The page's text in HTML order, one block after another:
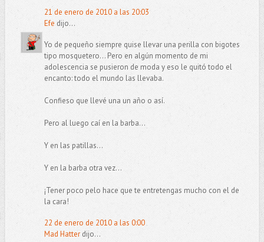
21 de enero de 2010 a las 20:03
Efe dijo...
Yo de pequeño siempre quise llevar una perilla con bigotes
tipo mosquetero... Pero en algún momento de mi
adolescencia se pusieron de moda y eso le quitó todo el
encanto: todo el mundo las llevaba.
Confieso que llevé una un año o así.
Pero al luego caí en la barba...
Y en las patillas...
Y en la barba otra vez...
¡Tener poco pelo hace que te entretengas mucho con el de
la cara!
22 de enero de 2010 a las 0:00
Mad Hatterdijo...